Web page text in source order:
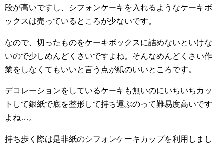
段が高いですし、シフォンケーキを入れるようなケーキボ
ックスは売っているところが少ないです。
なので、切ったものをケーキボックスに詰めないといけな
いので少しめんどくさいですよね。そんなめんどくさい作
業をしなくてもいいと言う点が紙のいいところです。
デコレーションをしているケーキも無いのにいちいちカッ
トして銀紙で底を整形して持ち運ぶのって難易度高いです
よね…。
持ち歩く際は是非紙のシフォンケーキカップを利用しまし